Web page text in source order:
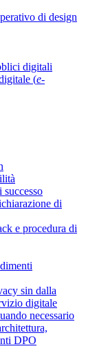
di design
digitali
(e-
di
e procedura di
sin dalla
digitale
necessario
DPO